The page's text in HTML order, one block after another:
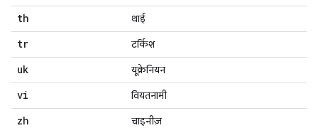
th थाई
tr टर्किश
uk यूक्रेनियन
vi वियतनामी
zh चाइनीज़